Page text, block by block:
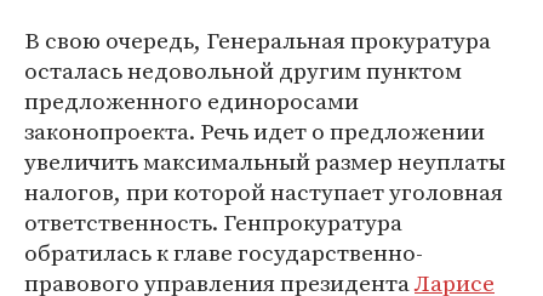
В свою очередь, Генеральная прокуратура
осталась недовольной другим пунктом
предложенного единоросами
законопроекта. Речь идет о предложении
увеличить максимальный размер неуплаты
налогов, при которой наступает уголовная
ответственность. Генпрокуратура
обратилась к главе государственно-
правового управления президентаЛарисе